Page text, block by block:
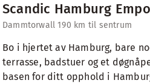
Scandic Hamburg
Dammtorwall 190 km til sentrum
Bo i hjertet av Hamburg, bare
terrasse, badstuer og et
basen for ditt opphold i